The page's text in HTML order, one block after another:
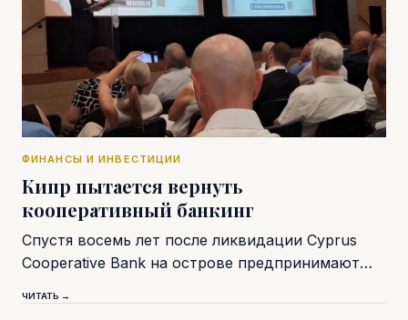
ФИНАНСЫ И ИНВЕСТИЦИИ
Кипр пытается вернуть
кооперативный банкинг
Спустя восемь лет после ликвидации Cyprus
Cooperative Bank на острове предпринимают…
ЧИТАТЬ →